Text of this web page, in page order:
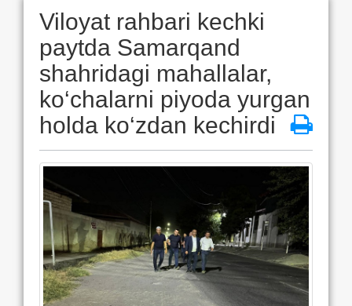
Viloyat rahbari kechki
paytda Samarqand
shahridagi mahallalar,
ko‘chalarni piyoda yurgan
holda ko‘zdan kechirdi